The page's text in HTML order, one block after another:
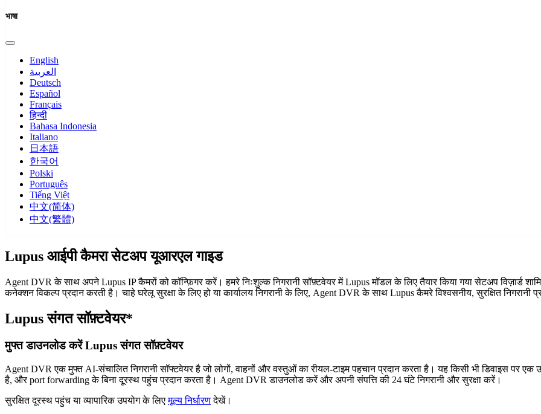
भाषा
English
العربية
Deutsch
Español
Français
हिन्दी
Bahasa Indonesia
Italiano
日本語
한국어
Polski
Português
Tiếng Việt
中文(简体)
中文(繁體)
Lupus आईपी कैमरा सेटअप यूआरएल गाइड
Agent DVR के साथ अपने Lupus IP कैमरों को कॉन्फ़िगर करें। हमरे निःशुल्क निगरानी सॉफ़्टवेयर में Lupus मॉडल के लिए तैयार किया गया सेटअप विज़ार्ड
कनेक्शन विकल्प प्रदान करती है। चाहे घरेलू सुरक्षा के लिए हो या कार्यालय निगरानी के लिए, Agent DVR के साथ Lupus कैमरे विश्वसनीय, सुरक्षित निगरानी
Lupus संगत सॉफ़्टवेयर*
मुफ्त डाउनलोड करें Lupus संगत सॉफ़्टवेयर
Agent DVR एक मुफ्त AI-संचालित निगरानी सॉफ्टवेयर है जो लोगों, वाहनों और वस्तुओं का रीयल-टाइम पहचान प्रदान करता है। यह किसी भी डिवाइस पर
है, और port forwarding के बिना दूरस्थ पहुंच प्रदान करता है। Agent DVR डाउनलोड करें और अपनी संपत्ति की 24 घंटे निगरानी और सुरक्षा करें।
सुरक्षित दूरस्थ पहुंच या व्यापारिक उपयोग के लिएमूल्य निर्धारणदेखें।